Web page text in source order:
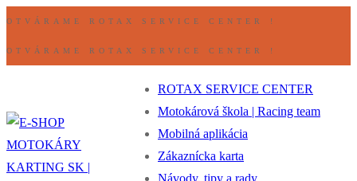
Preskočiť
Ponuka
Zavrieť
OTVÁRAME ROTAX SERVICE CENTER !
OTVÁRAME ROTAX SERVICE CENTER !
ROTAX SERVICE CENTER
Motokárová škola | Racing team
Mobilná aplikácia
Zákaznícka karta
Návody, tipy a rady